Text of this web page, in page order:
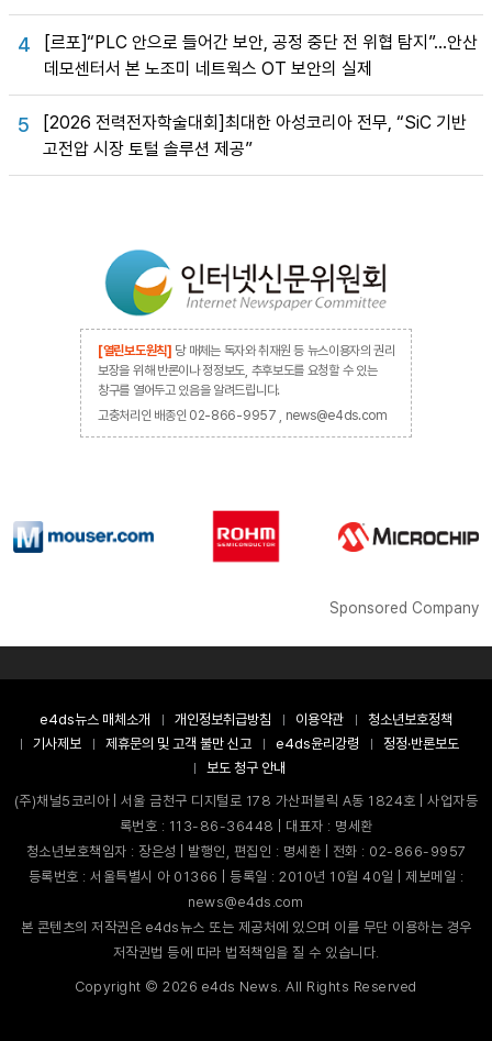
4
[르포]“PLC 안으로 들어간 보안, 공정 중단 전 위협 탐지”…안산
데모센터서 본 노조미 네트웍스 OT 보안의 실제
5
[2026 전력전자학술대회]최대한 아성코리아 전무, “SiC 기반
고전압 시장 토털 솔루션 제공”
[열린보도원칙] 당 매체는 독자와 취재원 등 뉴스이용자의 권리
보장을 위해 반론이나 정정보도, 추후보도를 요청할 수 있는
창구를 열어두고 있음을 알려드립니다.
고충처리인 배종인 02-866-9957 , news@e4ds.com
Sponsored Company
e4ds뉴스 매체소개 개인정보취급방침 이용약관
청소년보호정책
기사제보
제휴문의 및 고객 불만 신고 e4ds윤리강령
정정·반론보도
보도 청구 안내
(주)채널5코리아 | 서울 금천구 디지털로 178 가산퍼블릭 A동 1824호 | 사업자등
록번호 : 113-86-36448 | 대표자 : 명세환
청소년보호책임자 : 장은성 | 발행인, 편집인 : 명세환 | 전화 : 02-866-9957
등록번호 : 서울특별시 아 01366 | 등록일 : 2010년 10월 40일 | 제보메일 :
news@e4ds.com
본 콘텐츠의 저작권은 e4ds뉴스 또는 제공처에 있으며 이를 무단 이용하는 경우
저작권법 등에 따라 법적책임을 질 수 있습니다.
Copyright ©2026 e4ds News. All Rights Reserved